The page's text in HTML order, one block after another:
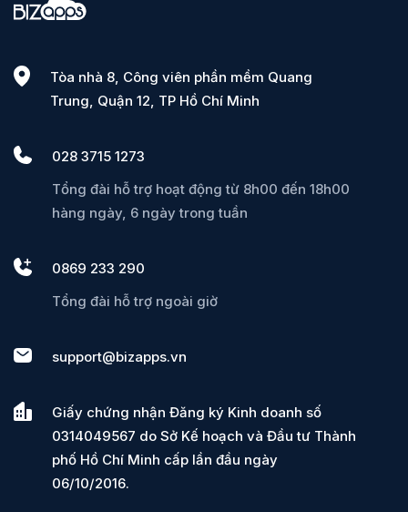
Tòa nhà 8, Công viên phần mềm Quang
Trung, Quận 12, TP Hồ Chí Minh
028 3715 1273
Tổng đài hỗ trợ hoạt động từ 8h00 đến 18h00
hàng ngày, 6 ngày trong tuần
0869 233 290
Tổng đài hỗ trợ ngoài giờ
support@bizapps.vn
Giấy chứng nhận Đăng ký Kinh doanh số
0314049567 do Sở Kế hoạch và Đầu tư Thành
phố Hồ Chí Minh cấp lần đầu ngày
06/10/2016.